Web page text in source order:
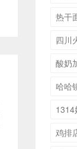
热干
四川
酸奶
哈哈
1314
鸡排